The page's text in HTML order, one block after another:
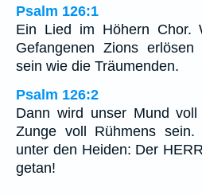
Psalm 126:1
Ein Lied im Höhern Chor.
Gefangenen Zions
sein wie die Träumenden.
Psalm 126:2
Dann wird unser Mund
Zunge voll Rühmens
unter den Heiden: Der
getan!